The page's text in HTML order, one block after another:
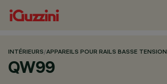
INTÉRIEURS/APPAREILS POUR RAILS BASSE TENSION
QW99